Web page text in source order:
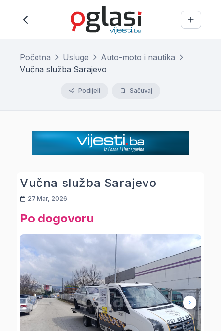
Početna Usluge
Auto-moto i nautika
Vučna služba Sarajevo
Podijeli Sačuvaj
Vučna služba Sarajevo
27 Mar, 2026
Po dogovoru